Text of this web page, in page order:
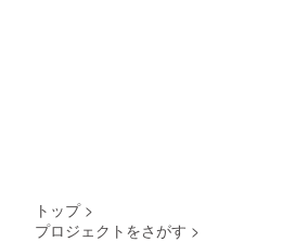
トップ >
プロジェクトをさがす >